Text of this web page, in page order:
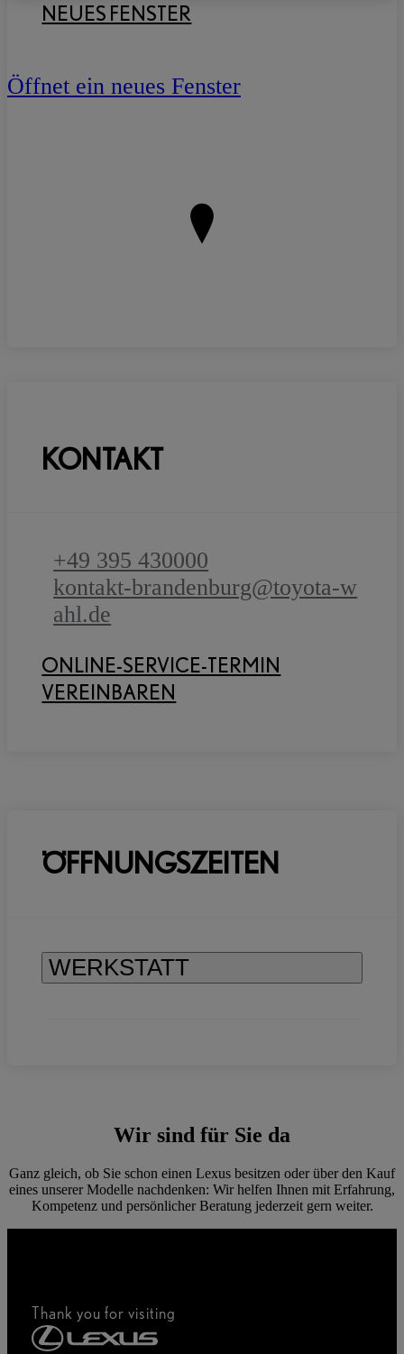
NEUES FENSTER
Öffnet ein neues Fenster
KONTAKT
+49 395 430000
kontakt-brandenburg@toyota-w
ahl.de
ONLINE-SERVICE-TERMIN
VEREINBAREN
ÖFFNUNGSZEITEN
WERKSTATT
Wir sind für Sie da
Ganz gleich, ob Sie schon einen Lexus besitzen oder über den Kauf
eines unserer Modelle nachdenken: Wir helfen Ihnen mit Erfahrung,
Kompetenz und persönlicher Beratung jederzeit gern weiter.
Thank you for visiting